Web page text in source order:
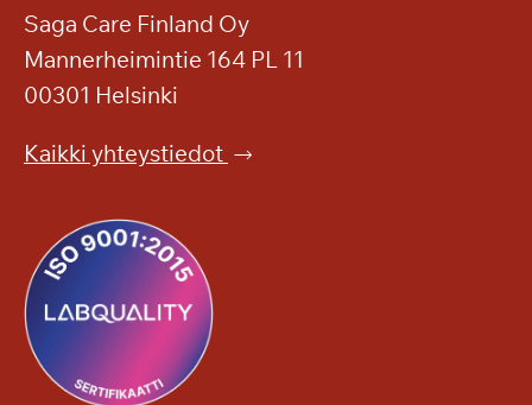
Saga Care Finland Oy
Mannerheimintie 164 PL 11
00301 Helsinki
Kaikki yhteystiedot